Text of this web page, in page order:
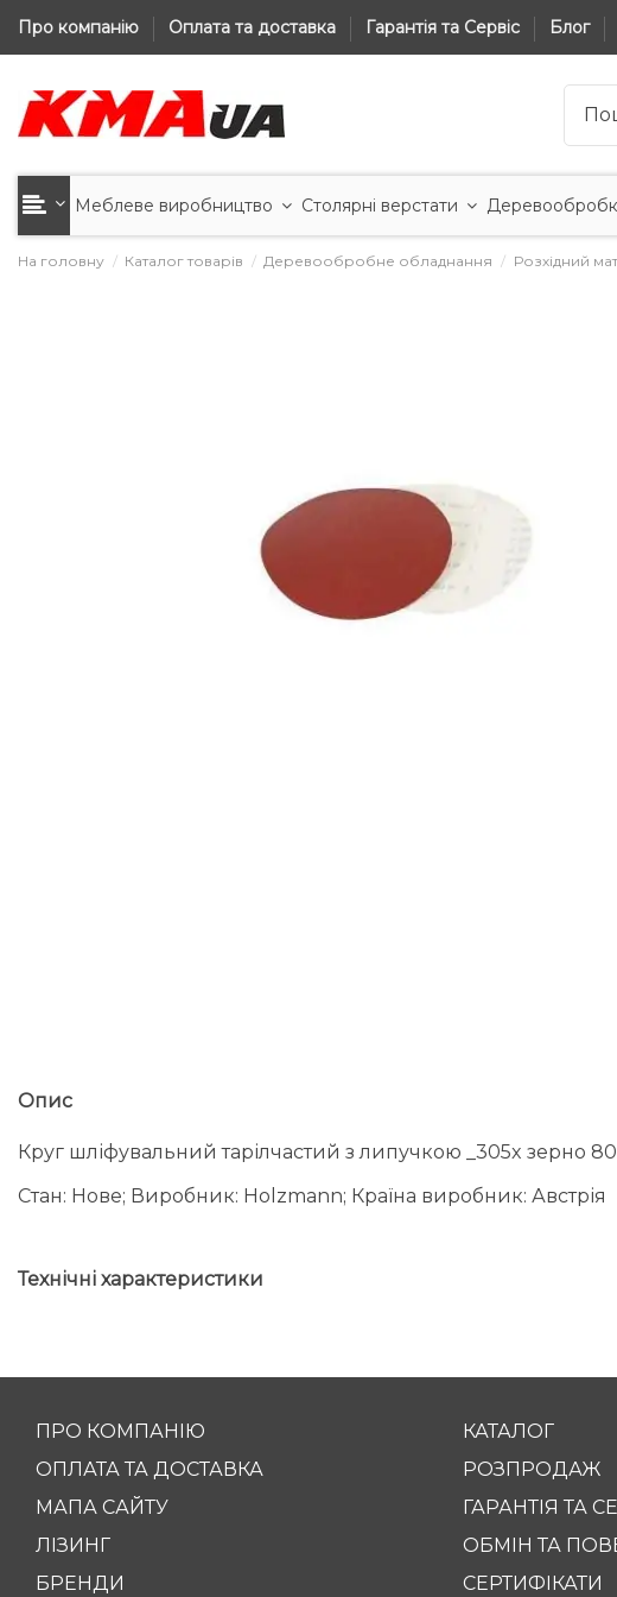
Про компанію Оплата та доставка Гарантія та Сервіс Блог
Меблеве виробництво Столярні верстати
На головну Каталог товарів Деревообробне обладнання Розхідний
Опис
Круг шліфувальний тарілчастий з липучкою _305x зерно
Стан: Нове; Виробник: Holzmann; Країна виробник: Австрія
Технічні характеристики
ПРО КОМПАНІЮ
ОПЛАТА ТА ДОСТАВКА
МАПА САЙТУ
ЛІЗИНГ
БРЕНДИ
КАТАЛОГ
РОЗПРОДАЖ
ГАРАНТІЯ ТА
ОБМІН ТА
СЕРТИФІКАТИ